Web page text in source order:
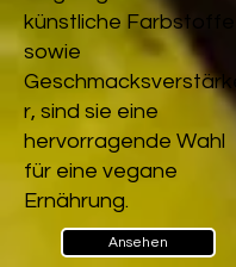
künstliche Farbstoffe
sowie
Geschmacksverstärke
r, sind sie eine
hervorragende Wahl
für eine vegane
Ernährung.
Ansehen